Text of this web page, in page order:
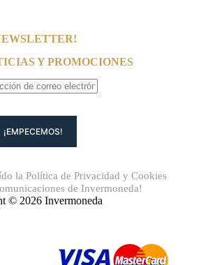
Y PROMOCIONES
laPolítica de Privacidad yCookies
de Invermoneda!
© 2026 Invermoneda